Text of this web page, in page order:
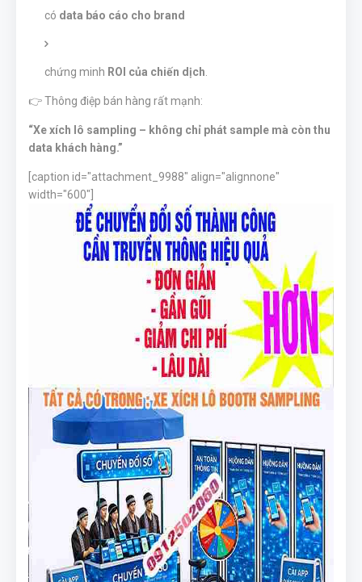
có data báo cáo cho brand
chứng minh ROI của chiến dịch
👉 Thông điệp bán hàng rất mạnh:
“Xe xích lô sampling – không chỉ phát sample mà còn thu
data khách hàng.”
[caption id="attachment_9988" align="alignnone"
width="600"]